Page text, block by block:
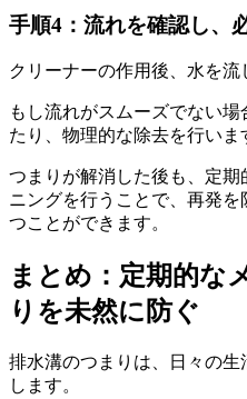
手順4：流れを確認し、
クリーナーの作用後、水を流
もし流れがスムーズでない
たり、物理的な除去を行いま
つまりが解消した後も、定
ニングを行うことで、再発
つことができます。
まとめ：定期的な
りを未然に防ぐ
排水溝のつまりは、日々の
します。